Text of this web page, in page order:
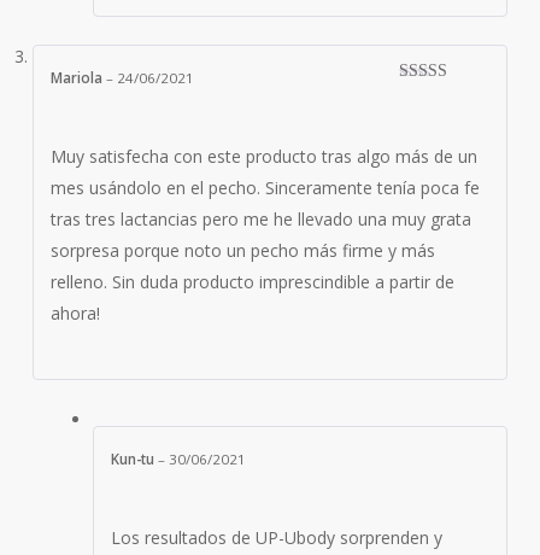
acelerando laregeneración celulary la oxigenación.
#Stopfinning.Previene manchas solares del escote
Tiene funciones muy importantes en el organismo
aliado antiedad.
las vitaminas y la barrera Inmunológica.Ayuda a
Mariola – 24/06/2021
Muy satisfecha con este producto tras algo más de un
mes usándolo en el pecho. Sinceramente tenía poca fe
tras tres lactancias pero me he llevado una muy grata
sorpresa porque noto un pecho más firme y más
relleno. Sin duda producto imprescindible a partir de
ahora!
Kun-tu – 30/06/2021
Los resultados de UP-Ubody sorprenden y